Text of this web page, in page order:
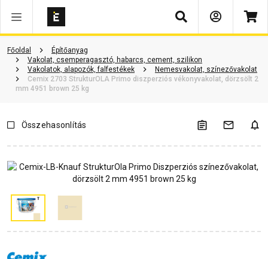
Keresés
Főoldal
Építőanyag
Vakolat, csemperagasztó, habarcs, cement, szilikon
Vakolatok, alapozók, falfestékek
Nemesvakolat, színezővakolat
Cemix 2703 StrukturOLA Primo diszperziós vékonyvakolat, dörzsölt 2
mm 4951 brown 25 kg
Vásárlói vélemények Kérdések és válaszok Kapcsolódó cikkek
Összehasonlítás